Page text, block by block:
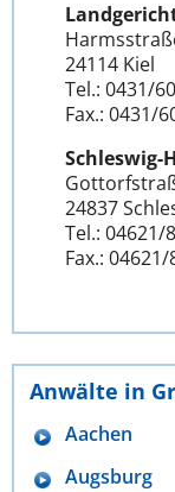
24114 Kiel
Tel.: 0431/
Fax.: 0431/
Schleswig-
24837
Tel.: 04621/
Fax.:
Anwälte in
Aachen
Augsburg